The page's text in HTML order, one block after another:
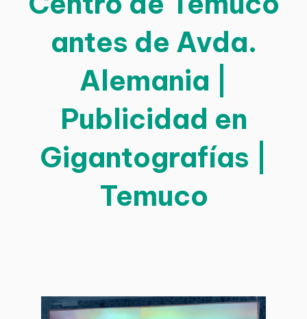
antes de Avda.
Alemania |
Publicidad en
Gigantografías |
Temuco